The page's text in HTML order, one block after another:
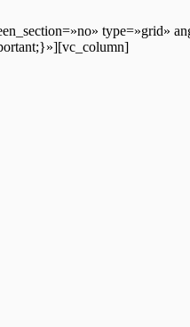
type=»grid»